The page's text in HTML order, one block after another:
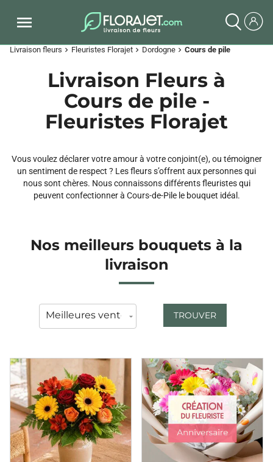
Livraison fleurs chevron_right Fleuristes Florajet chevron_right Dordogne chevron_right Cours de pile
Livraison Fleurs à
Cours de pile -
Fleuristes Florajet
Vous voulez déclarer votre amour à votre conjoint(e), ou témoigner
un sentiment de respect ? Les fleurs s’offrent aux personnes qui
nous sont chères. Nous connaissons différents fleuristes qui
peuvent confectionner à Cours-de-Pile le bouquet idéal.
Nos meilleurs bouquets à la
livraison
TROUVER